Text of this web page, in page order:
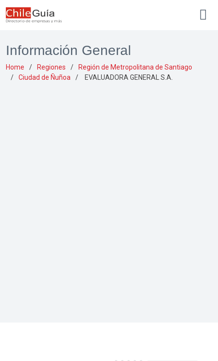
Información General
Home Regiones
Región de Metropolitana de Santiago
Ciudad de Ñuñoa
EVALUADORA GENERAL S.A.